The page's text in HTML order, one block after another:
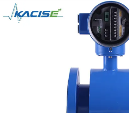
Kacise
Optronics
Co.,Ltd..